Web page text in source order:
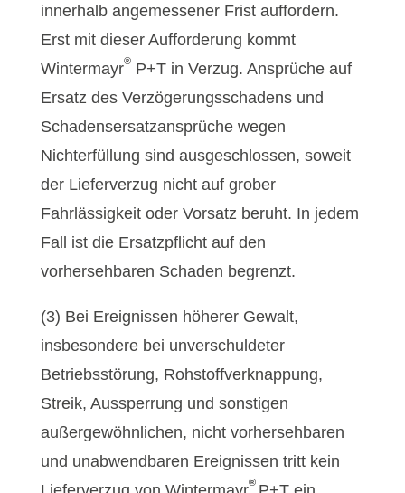
innerhalb angemessener Frist auffordern.
Erst mit dieser Aufforderung kommt
Wintermayr®P+T in Verzug. Ansprüche auf
Ersatz des Verzögerungsschadens und
Schadensersatzansprüche wegen
Nichterfüllung sind ausgeschlossen, soweit
der Lieferverzug nicht auf grober
Fahrlässigkeit oder Vorsatz beruht. In jedem
Fall ist die Ersatzpflicht auf den
vorhersehbaren Schaden begrenzt.
(3) Bei Ereignissen höherer Gewalt,
insbesondere bei unverschuldeter
Betriebsstörung, Rohstoffverknappung,
Streik, Aussperrung und sonstigen
außergewöhnlichen, nicht vorhersehbaren
und unabwendbaren Ereignissen tritt kein
®